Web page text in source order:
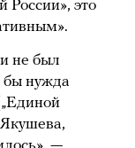
России», это
не был
бы нужда